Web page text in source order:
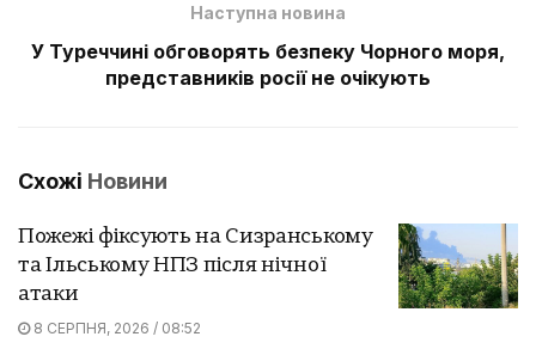
Наступна новина
У Туреччині обговорять безпеку Чорного моря,
представників росії не очікують
Схожі Новини
Пожежі фіксують на Сизранському
та Ільському НПЗ після нічної
атаки
8 СЕРПНЯ, 2026 / 08:52